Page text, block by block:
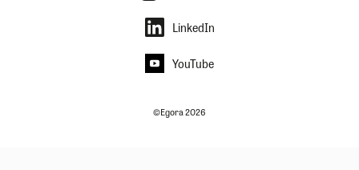
LinkedIn
YouTube
©Egora 2026